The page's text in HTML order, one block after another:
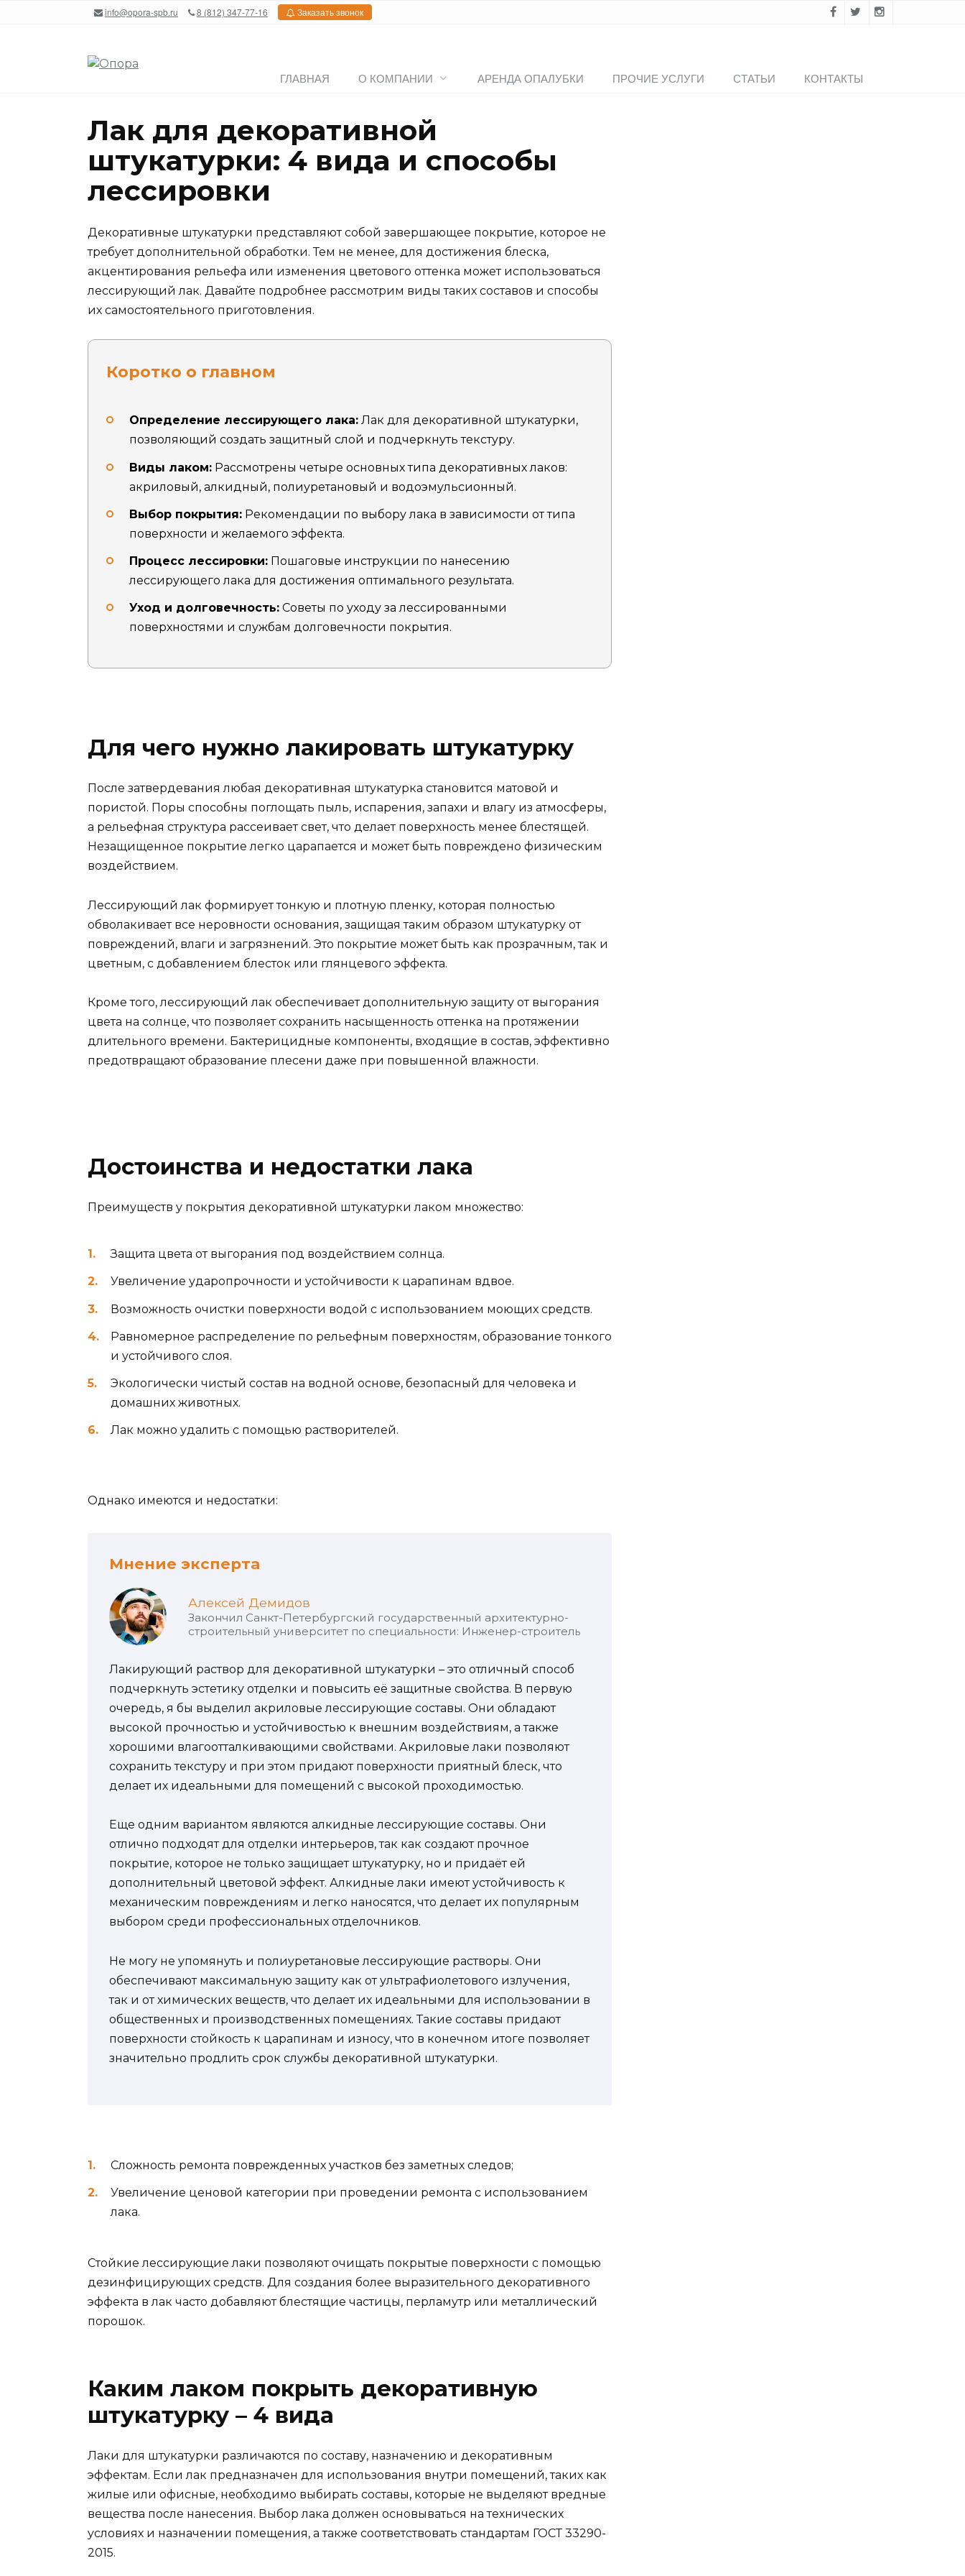
info@opora-spb.ru 8 (812) 347-77-16 Заказать звонок
ГЛАВНАЯ О КОМПАНИИ АРЕНДА ОПАЛУБКИ ПРОЧИЕ УСЛУГИ СТАТЬИ КОНТАКТЫ
Лак для декоративной
штукатурки: 4 вида и способы
лессировки
Декоративные штукатурки представляют собой завершающее покрытие, которое не
требует дополнительной обработки. Тем не менее, для достижения блеска,
акцентирования рельефа или изменения цветового оттенка может использоваться
лессирующий лак. Давайте подробнее рассмотрим виды таких составов и способы
их самостоятельного приготовления.
Коротко о главном
Определение лессирующего лака: Лак для декоративной штукатурки,
позволяющий создать защитный слой и подчеркнуть текстуру.
Виды лаком: Рассмотрены четыре основных типа декоративных лаков:
акриловый, алкидный, полиуретановый и водоэмульсионный.
Выбор покрытия: Рекомендации по выбору лака в зависимости от типа
поверхности и желаемого эффекта.
Процесс лессировки: Пошаговые инструкции по нанесению
лессирующего лака для достижения оптимального результата.
Уход и долговечность: Советы по уходу за лессированными
поверхностями и службам долговечности покрытия.
Для чего нужно лакировать штукатурку
После затвердевания любая декоративная штукатурка становится матовой и
пористой. Поры способны поглощать пыль, испарения, запахи и влагу из атмосферы,
а рельефная структура рассеивает свет, что делает поверхность менее блестящей.
Незащищенное покрытие легко царапается и может быть повреждено физическим
воздействием.
Лессирующий лак формирует тонкую и плотную пленку, которая полностью
обволакивает все неровности основания, защищая таким образом штукатурку от
повреждений, влаги и загрязнений. Это покрытие может быть как прозрачным, так и
цветным, с добавлением блесток или глянцевого эффекта.
Кроме того, лессирующий лак обеспечивает дополнительную защиту от выгорания
цвета на солнце, что позволяет сохранить насыщенность оттенка на протяжении
длительного времени. Бактерицидные компоненты, входящие в состав, эффективно
предотвращают образование плесени даже при повышенной влажности.
Достоинства и недостатки лака
Преимуществ у покрытия декоративной штукатурки лаком множество:
Защита цвета от выгорания под воздействием солнца.
Увеличение ударопрочности и устойчивости к царапинам вдвое.
Возможность очистки поверхности водой с использованием моющих средств.
Равномерное распределение по рельефным поверхностям, образование тонкого
и устойчивого слоя.
Экологически чистый состав на водной основе, безопасный для человека и
домашних животных.
Лак можно удалить с помощью растворителей.
Однако имеются и недостатки:
Мнение эксперта
Алексей Демидов
Закончил Санкт-Петербургский государственный архитектурно-
строительный университет по специальности: Инженер-строитель
Лакирующий раствор для декоративной штукатурки – это отличный способ
подчеркнуть эстетику отделки и повысить её защитные свойства. В первую
очередь, я бы выделил акриловые лессирующие составы. Они обладают
высокой прочностью и устойчивостью к внешним воздействиям, а также
хорошими влагоотталкивающими свойствами. Акриловые лаки позволяют
сохранить текстуру и при этом придают поверхности приятный блеск, что
делает их идеальными для помещений с высокой проходимостью.
Еще одним вариантом являются алкидные лессирующие составы. Они
отлично подходят для отделки интерьеров, так как создают прочное
покрытие, которое не только защищает штукатурку, но и придаёт ей
дополнительный цветовой эффект. Алкидные лаки имеют устойчивость к
механическим повреждениям и легко наносятся, что делает их популярным
выбором среди профессиональных отделочников.
Не могу не упомянуть и полиуретановые лессирующие растворы. Они
обеспечивают максимальную защиту как от ультрафиолетового излучения,
так и от химических веществ, что делает их идеальными для использовании в
общественных и производственных помещениях. Такие составы придают
поверхности стойкость к царапинам и износу, что в конечном итоге позволяет
значительно продлить срок службы декоративной штукатурки.
Сложность ремонта поврежденных участков без заметных следов;
Увеличение ценовой категории при проведении ремонта с использованием
лака.
Стойкие лессирующие лаки позволяют очищать покрытые поверхности с помощью
дезинфицирующих средств. Для создания более выразительного декоративного
эффекта в лак часто добавляют блестящие частицы, перламутр или металлический
порошок.
Каким лаком покрыть декоративную
штукатурку – 4 вида
Лаки для штукатурки различаются по составу, назначению и декоративным
эффектам. Если лак предназначен для использования внутри помещений, таких как
жилые или офисные, необходимо выбирать составы, которые не выделяют вредные
вещества после нанесения. Выбор лака должен основываться на технических
условиях и назначении помещения, а также соответствовать стандартам ГОСТ 33290-
2015.